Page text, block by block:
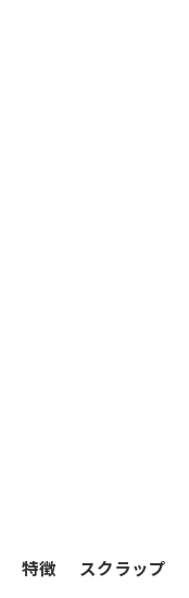
特徴 スクラップ